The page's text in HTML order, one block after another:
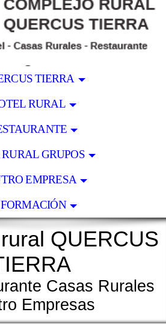
TIERRA
RURAL
GRUPOS
EMPRESA
QUERCUS
Casas Rurales
Empresas